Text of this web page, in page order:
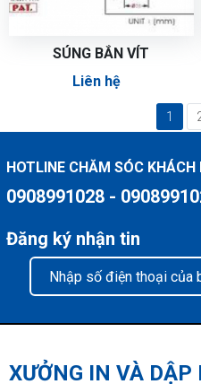
SÚNG BẮN VÍT
Liên hệ
1
HOTLINE CHĂM SÓC KHÁCH
0908991028 -
Đăng ký nhận tin
XƯỞNG IN VÀ DẬP